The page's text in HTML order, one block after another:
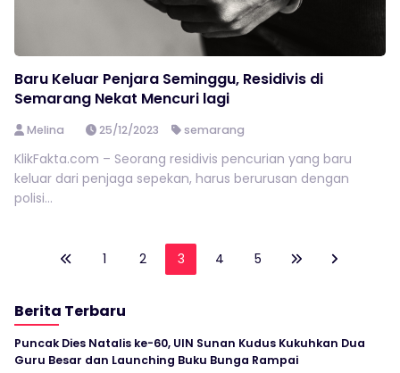
Baru Keluar Penjara Seminggu, Residivis di
Semarang Nekat Mencuri lagi
Melina 25/12/2023 semarang
KlikFakta.com – Seorang residivis pencurian yang baru
keluar dari penjaga sepekan, harus berurusan dengan
polisi...
1 2 3 4 5
Berita Terbaru
Puncak Dies Natalis ke-60, UIN Sunan Kudus Kukuhkan Dua
Guru Besar dan Launching Buku Bunga Rampai